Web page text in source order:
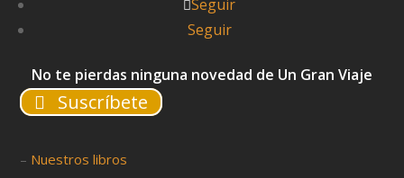
Seguir
Seguir
No te pierdas ninguna novedad de Un Gran Viaje
Suscríbete
– Nuestros libros